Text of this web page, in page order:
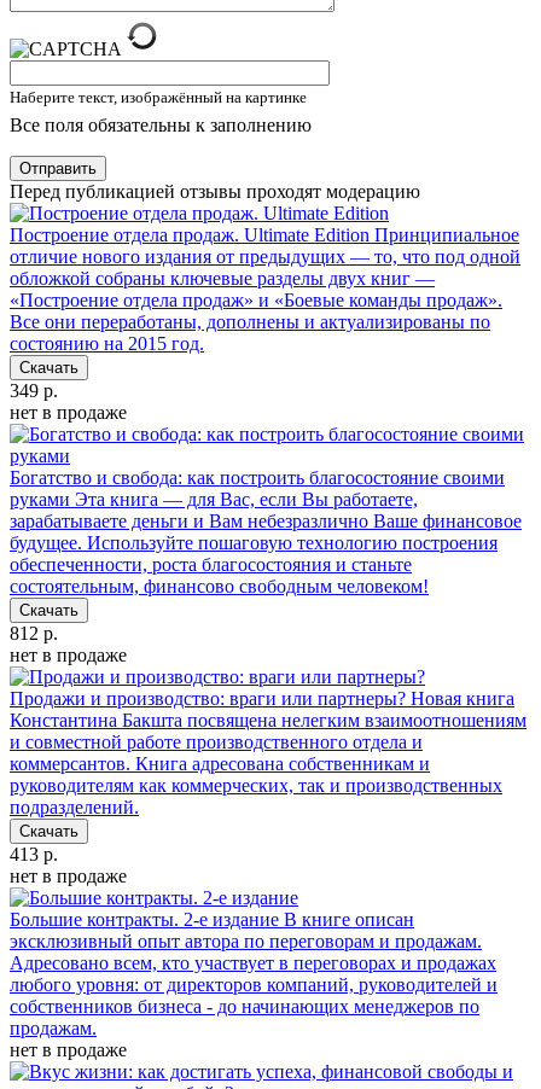
Наберите текст, изображённый на картинке
Все поля обязательны к заполнению
Отправить
Перед публикацией отзывы проходят модерацию
Построение отдела продаж. Ultimate Edition Принципиальное
отличие нового издания от предыдущих — то, что под одной
обложкой собраны ключевые разделы двух книг —
«Построение отдела продаж» и «Боевые команды продаж».
Все они переработаны, дополнены и актуализированы по
состоянию на 2015 год.
Скачать
349 р.
нет в продаже
Богатство и свобода: как построить благосостояние своими
руками Эта книга — для Вас, если Вы работаете,
зарабатываете деньги и Вам небезразлично Ваше финансовое
будущее. Используйте пошаговую технологию построения
обеспеченности, роста благосостояния и станьте
состоятельным, финансово свободным человеком!
Скачать
812 р.
нет в продаже
Продажи и производство: враги или партнеры? Новая книга
Константина Бакшта посвящена нелегким взаимоотношениям
и совместной работе производственного отдела и
коммерсантов. Книга адресована собственникам и
руководителям как коммерческих, так и производственных
подразделений.
Скачать
413 р.
нет в продаже
Большие контракты. 2-е издание В книге описан
эксклюзивный опыт автора по переговорам и продажам.
Адресовано всем, кто участвует в переговорах и продажах
любого уровня: от директоров компаний, руководителей и
собственников бизнеса - до начинающих менеджеров по
продажам.
нет в продаже